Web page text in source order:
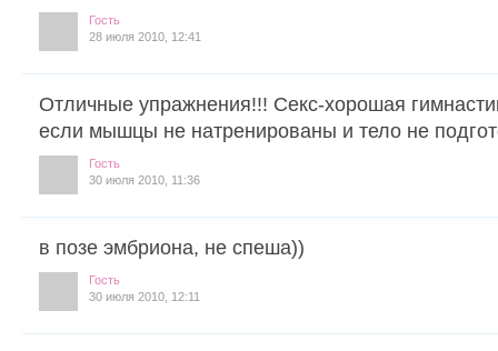
Гость
28 июля 2010, 12:41
Отличные упражнения!!! Секс-хорошая
если мышцы не натренированы и тело не
Гость
30 июля 2010, 11:36
в позе эмбриона, не спеша))
Гость
30 июля 2010, 12:11